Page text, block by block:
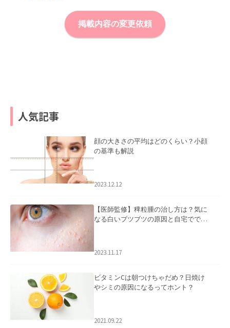
掲載内容の変更依頼
人気記事
顔の大きさの平均はどのくらい？小顔
の基準も解説
2023.12.12
【医師監修】稗粒腫の治し方は？気に
なる白いブツブツの原因と自宅ででき
2023.11.17
ビタミンCは朝つけちゃだめ？日焼け
やシミの原因になるってホント？
2021.09.22